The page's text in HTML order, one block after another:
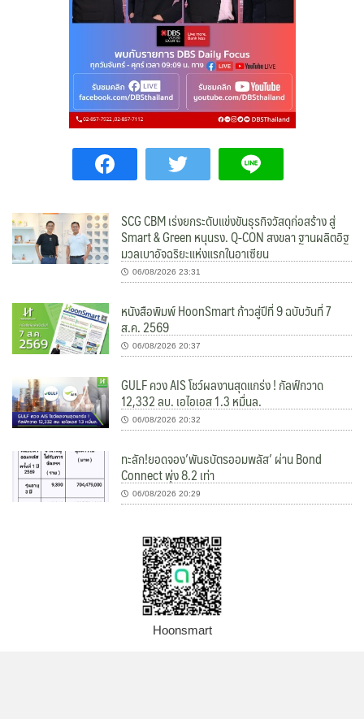
SCG CBM เร่งยกระดับแข่งขันธุรกิจวัสดุก่อสร้าง สู่
Smart & Green หนุนรง. Q-CON สงขลา ฐานผลิตอิฐ
มวลเบาอัจฉริยะแห่งแรกในอาเซียน
06/08/2026 23:31
หนังสือพิมพ์ HoonSmart ก้าวสู่ปีที่ 9 ฉบับวันที่ 7
ส.ค. 2569
06/08/2026 20:37
GULF ควง AIS โชว์ผลงานสุดแกร่ง ! กัลฟ์กวาด
12,332 ลบ. เอไอเอส 1.3 หมื่นล.
06/08/2026 20:32
ทะลัก!ยอดจอง’พันธบัตรออมพลัส’ ผ่าน Bond
Connect พุ่ง 8.2 เท่า
06/08/2026 20:29
Hoonsmart